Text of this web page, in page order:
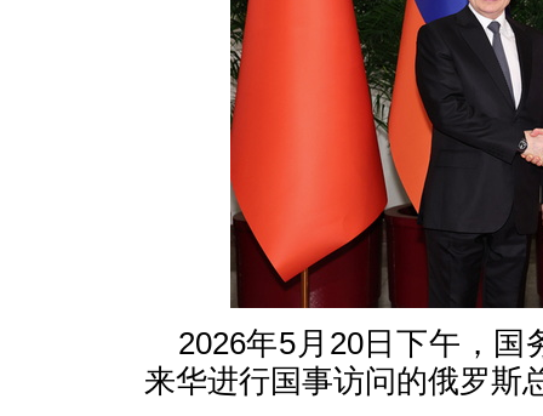
2026年5月20日下午，
来华进行国事访问的俄罗斯